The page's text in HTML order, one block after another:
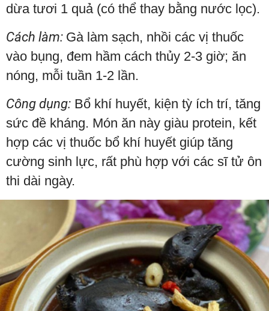
dừa tươi 1 quả (có thể thay bằng nước lọc).
Cách làm: Gà làm sạch, nhồi các vị thuốc
vào bụng, đem hầm cách thủy 2-3 giờ; ăn
nóng, mỗi tuần 1-2 lần.
Công dụng: Bổ khí huyết, kiện tỳ ích trí, tăng
sức đề kháng. Món ăn này giàu protein, kết
hợp các vị thuốc bổ khí huyết giúp tăng
cường sinh lực, rất phù hợp với các sĩ tử ôn
thi dài ngày.